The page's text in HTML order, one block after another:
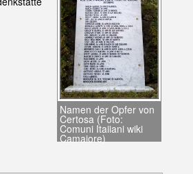
Namen der Opfer von
Certosa (Foto:
Comuni Itaiiani wiki
Camaiore)